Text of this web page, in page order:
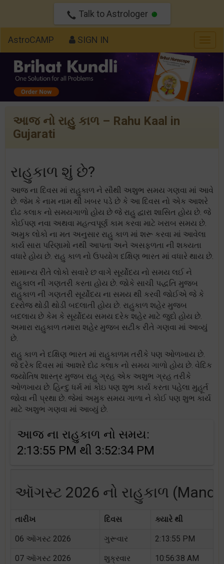
Talk to Astrologer
AstroCAMP SIGN IN
આજ નો રાહુ કાળ – Rahu Kaal in
Gujarati
રાહુકાળ શું છે?
આજ ના દિવસ માં રાહુકાળ ને સૌથી અશુભ સમય ગણવા માં આવે
છે. જેમ કે નામ નામ થી ખબર પડે છે કે આ દિવસ નો એક આશરે
દોઢ કલાક નો સમયગાળો હોય છે જે રાહુ દ્વારા શાસિત હોય છે. જે
કોઈપણ નવા અથવા મહત્વપૂર્ણ કામ કરવા માટે ખરાબ સમય છે.
અમુક લોકો ના મત અનુસાર રાહુ કાળ માં શરૂ કરવા માં આવેલા
કાર્ય સારા પરિણામો નથી આપતા અને અસફળતા ની શક્યતા
વધારે હોય છે. રાહુ કાળ નો ઉપયોગ દક્ષિણ ભારત માં વધારે થાય છે.
સામાન્ય રીતે લોકો સવારે છ વાગે સૂર્યોદય નો સમય લઈ ને
રાહુકાલ ની ગણતરી કરતા હોય છે. જોકે સાચી પદ્ધતિ મુજબ
રાહુકાળ ની ગણતરી સૂર્યોદય ના સમય થી કરવી જોઈએ જે કે
દરરોજ થોડી થોડી બદલાતી હોય છે. રાહુકાળ શહેર મુજબ
બદલાય છે કેમ કે સૂર્યોદય સમય દરેક શહેર માટે જુદો હોય છે.
અમારા રાહુકાળ તમારા શહેર મુજબ સટીક રીતે ગણવા માં આવ્યું
છે.
રાહુ કાળ ને દક્ષિણ ભારત માં રાહુકાળમ તરીકે પણ ઓળખાય છે.
જે દરેક દિવસ માં આશરે દોઢ કલાક નો સમય ગાળો હોય છે. વેદિક
જ્યોતિષ શાસ્ત્ર મુજબ રાહુ ગ્રહ એક અશુભ ગ્રહ તરીકે
ઓળખાય છે. હિન્દુ ધર્મ માં કોઇ પણ શુભ કાર્ય કરતા પહેલા મુહૂર્ત
જોવા ની પ્રથા છે. જેમાં અમુક સમય ગાળા ને કોઈ પણ શુભ કાર્ય
માટે અશુભ ગણવા માં આવ્યું છે.
આજ ના રાહુકાળ નો સમય:
2:13:55 PM થી 3:52:34 PM
ઑગસ્ટ 2026 નો રાહુકાળ
તારીખ દિવસ ક્યારે થી
06 ઑગસ્ટ 2026 ગુરૂવાર 2:13:55 PM
07 ઑગસ્ટ 2026 શુક્રવાર 10:56:38 AM